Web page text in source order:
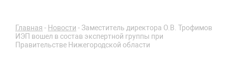
Главная - Новости -Заместитель директора О.В. Трофимов
ИЭП вошел в состав экспертной группы при
Правительстве Нижегородской области